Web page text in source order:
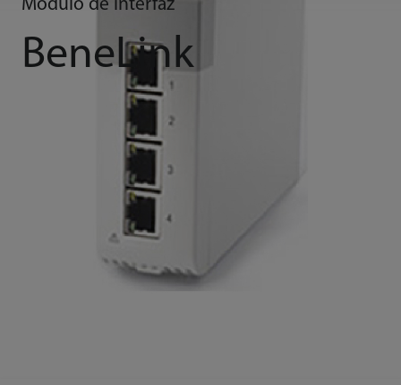
Módulo de interfaz
BeneLink